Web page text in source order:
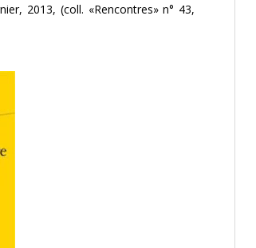
2013, (coll. «Rencontres» n° 43,